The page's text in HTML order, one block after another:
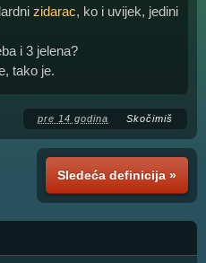
zidarac, ko i uvijek, jedini
i 3 jelena?
tako je.
pre 14 godina Skočimiš
Sledeća definicija »